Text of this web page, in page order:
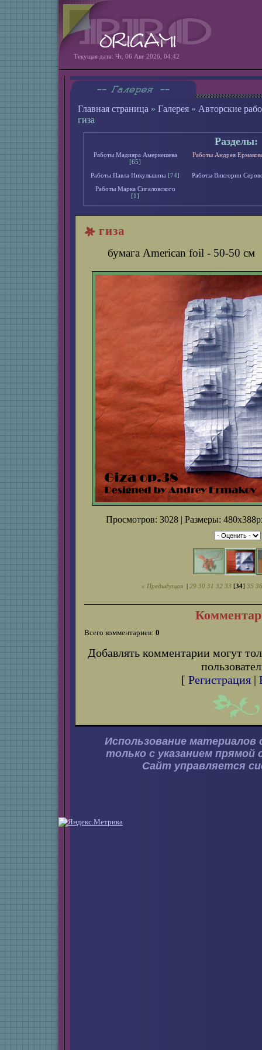
Текущая дата: Чт, 06 Авг 2026, 04:42
Главная страница » Галерея » Авторские
гиза
Разделы:
Работы Мадияра Амеркешева
[65]
Работы Андрея
Работы Павла Никульшина [74]
Работы Виктории
Работы Марка Сигаловского
[1]
гиза
бумага American foil - 50-50 см
Просмотров: 3028 | Размеры:
« Предыдущая 29 30 31 32 33 [34] 35 36
Всего комментариев: 0
Добавлять комментарии могут
[ Регистрация |
Использование материалов
только с указанием прямой
Сайт управляется